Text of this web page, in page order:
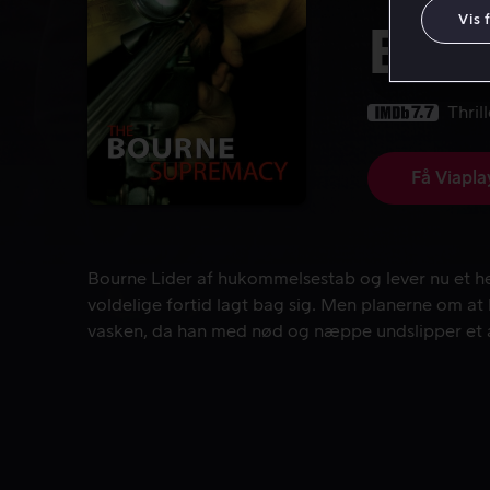
7.7
Få
Bourne Lider af hukommelsestab og lever nu et
Bourne Lider af hukommelsestab og lever nu et
voldelige fortid lagt bag sig. Men planerne om
vasken, da han med nød og næppe undslipper
Vis